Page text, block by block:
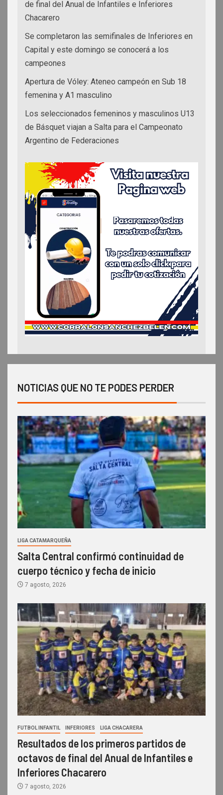
de final del Anual de Infantiles e Inferiores
Chacarero
Se completaron las semifinales de Inferiores en
Capital y este domingo se conocerá a los
campeones
Apertura de Vóley: Ateneo campeón en Sub 18
femenina y A1 masculino
Los seleccionados femeninos y masculinos U13
de Básquet viajan a Salta para el Campeonato
Argentino de Federaciones
NOTICIAS QUE NO TE PODES PERDER
LIGA CATAMARQUEÑA
Salta Central confirmó continuidad de
cuerpo técnico y fecha de inicio
7 agosto, 2026
FUTBOL INFANTIL INFERIORES LIGA CHACARERA
Resultados de los primeros partidos de
octavos de final del Anual de Infantiles e
Inferiores Chacarero
7 agosto, 2026